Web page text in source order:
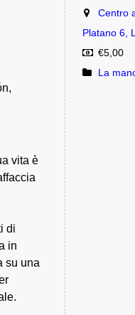
vita è
di
in
su una
Centro
Platano 6,
€5,00
La